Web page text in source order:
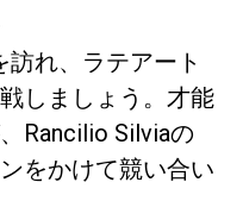
訪れ、ラテアート
しましょう。才能
Rancilio Silviaの
をかけて競い合い